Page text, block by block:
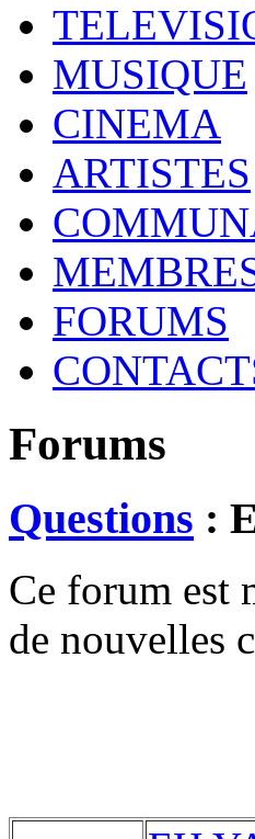
MUSIQUE
CINEMA
ARTISTES
FORUMS
Forums
Questions :
Ce forum est
de nouvelles